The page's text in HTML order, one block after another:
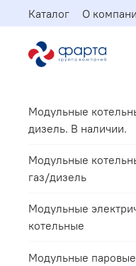
Каталог О
Модульные
дизель. В наличии.
Модульные
газ/дизель
Модульные
котельные
Модульные